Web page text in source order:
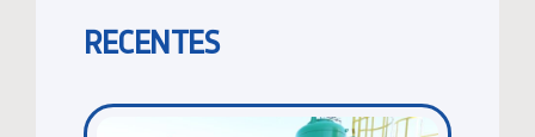
RECENTES